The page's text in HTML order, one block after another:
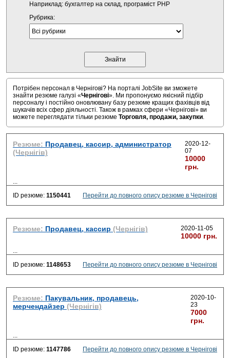
Наприклад: бухгалтер на склад, програміст PHP
Рубрика:
Потрібен персонал в Чернігові? На порталі JobSite ви зможете
знайти резюме галузі «Чернігові». Ми пропонуємо якісний підбір
персоналу і постійно оновлювану базу резюме кращих фахівців від
шукачів всіх сфер діяльності. Також в рамках сфери «Чернігові» ви
можете переглядати тільки резюме Торговля, продажи, закупки.
Резюме: Продавец, кассир, администратор
(Чернігів)
2020-12-
07
10000
грн.
...
ID резюме: 1150441 Перейти до повного опису резюме в Чернігові
Резюме: Продавец, кассир (Чернігів) 2020-11-05
10000 грн.
...
ID резюме: 1148653 Перейти до повного опису резюме в Чернігові
Резюме: Пакувальник, продавець,
мерчендайзер (Чернігів)
2020-10-
23
7000
грн.
...
ID резюме: 1147786 Перейти до повного опису резюме в Чернігові